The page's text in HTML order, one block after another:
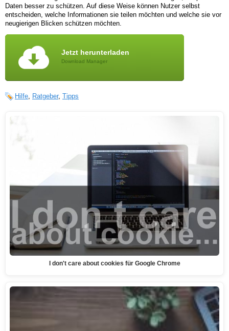
Daten besser zu schützen. Auf diese Weise können Nutzer selbst
entscheiden, welche Informationen sie teilen möchten und welche sie vor
neugierigen Blicken schützen möchten.
Jetzt herunterladen
Download Manager
Hilfe, Ratgeber, Tipps
I don't care about cookies für Google Chrome